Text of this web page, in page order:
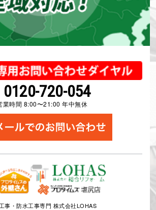
0120-720-054
業時間 8:00〜21:00 年中無休
事・防水工事専門 株式会社LOHAS